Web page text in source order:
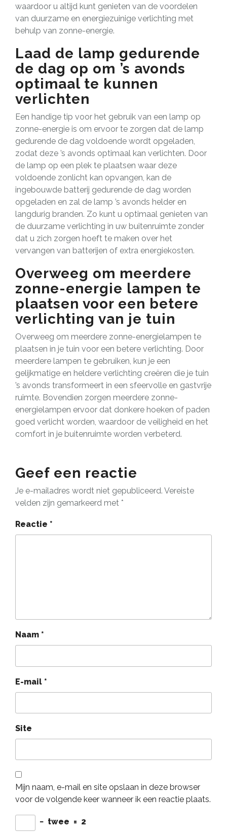
waardoor u altijd kunt genieten van de voordelen
van duurzame en energiezuinige verlichting met
behulp van zonne-energie.
Laad de lamp gedurende
de dag op om ’s avonds
optimaal te kunnen
verlichten
Een handige tip voor het gebruik van een lamp op
zonne-energie is om ervoor te zorgen dat de lamp
gedurende de dag voldoende wordt opgeladen,
zodat deze ’s avonds optimaal kan verlichten. Door
de lamp op een plek te plaatsen waar deze
voldoende zonlicht kan opvangen, kan de
ingebouwde batterij gedurende de dag worden
opgeladen en zal de lamp ’s avonds helder en
langdurig branden. Zo kunt u optimaal genieten van
de duurzame verlichting in uw buitenruimte zonder
dat u zich zorgen hoeft te maken over het
vervangen van batterijen of extra energiekosten.
Overweeg om meerdere
zonne-energie lampen te
plaatsen voor een betere
verlichting van je tuin
Overweeg om meerdere zonne-energielampen te
plaatsen in je tuin voor een betere verlichting. Door
meerdere lampen te gebruiken, kun je een
gelijkmatige en heldere verlichting creëren die je tuin
’s avonds transformeert in een sfeervolle en gastvrije
ruimte. Bovendien zorgen meerdere zonne-
energielampen ervoor dat donkere hoeken of paden
goed verlicht worden, waardoor de veiligheid en het
comfort in je buitenruimte worden verbeterd.
Geef een reactie
Je e-mailadres wordt niet gepubliceerd. Vereiste
velden zijn gemarkeerd met *
Reactie *
Naam *
E-mail *
Site
Mijn naam, e-mail en site opslaan in deze browser
voor de volgende keer wanneer ik een reactie plaats.
− twee = 2